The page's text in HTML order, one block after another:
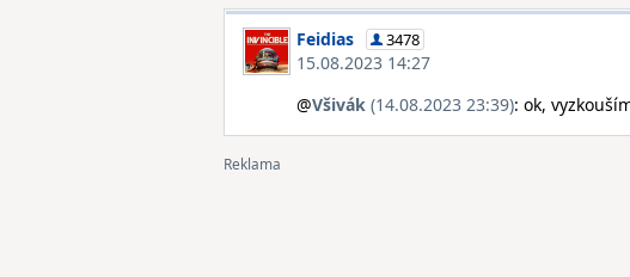
Feidias 3478
15.08.2023 14:27
@Všivák (14.08.2023 23:39): ok,